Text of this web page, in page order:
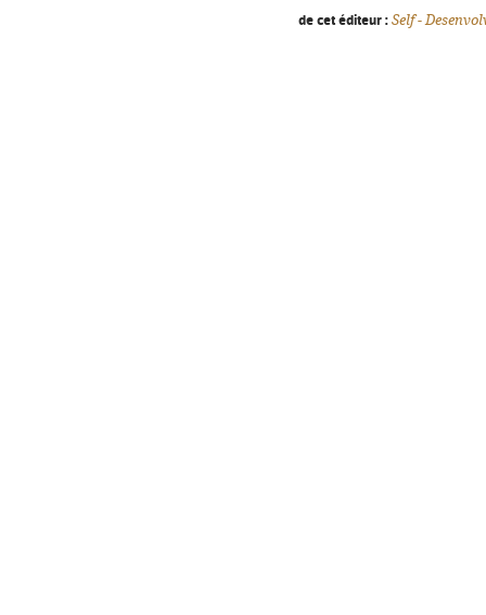
de cet éditeur : Self -